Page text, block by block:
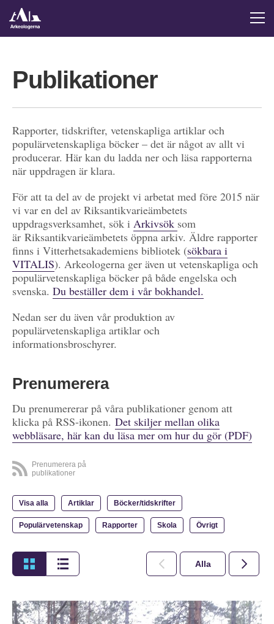
Publikationer
Rapporter, tidskrifter, vetenskapliga artiklar och
populärvetenskapliga böcker – det är något av allt vi
producerar. Här kan du ladda ner och läsa rapporterna
när uppdragen är klara.
För att ta del av de projekt vi arbetat med före 2015 när
vi var en del av Riksantikvarieämbetets
uppdragsverksamhet, sök i Arkivsök som
är Riksantikvarieämbetets öppna arkiv. Äldre rapporter
finns i Vitterhetsakademiens bibliotek (sökbara i
VITALIS). Arkeologerna ger även ut vetenskapliga och
populärvetenskapliga böcker på både engelska och
svenska. Du beställer dem i vår bokhandel.
Nedan ser du även vår produktion av
populärvetenskapliga artiklar och
informationsbroschyrer.
Prenumerera
Du prenumererar på våra publikationer genom att
klicka på RSS-ikonen. Det skiljer mellan olika
webbläsare, här kan du läsa mer om hur du gör (PDF)
Prenumerera på
publikationer
Visa alla Artiklar Böcker/tidskrifter
Populärvetenskap Rapporter Skola Övrigt
Alla 2026